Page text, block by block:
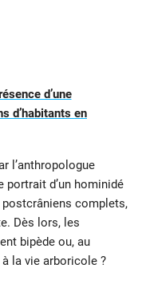
d’une
d’habitants en
l’anthropologue
portrait d’un hominidé
complets,
Dès lors, les
bipède ou, au
la vie arboricole ?